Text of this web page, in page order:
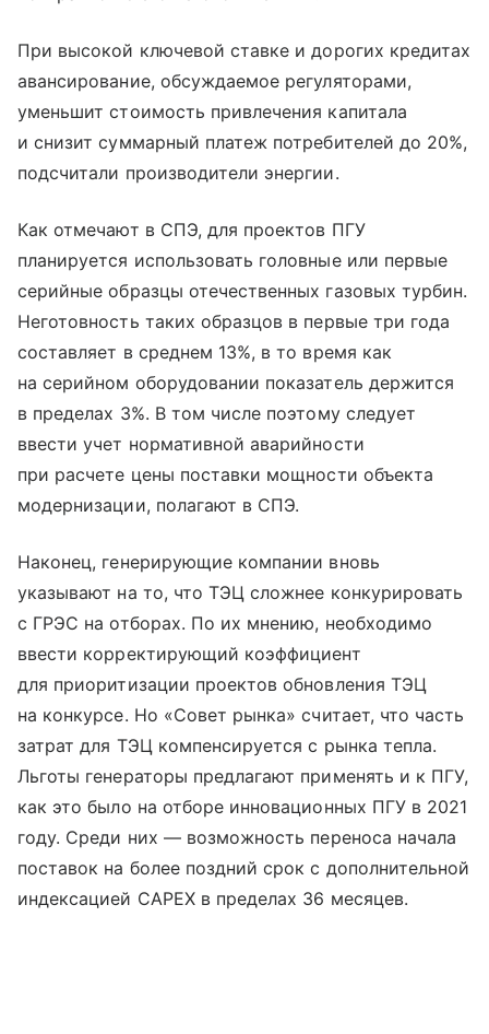
При высокой ключевой ставке и дорогих кредитах
авансирование, обсуждаемое регуляторами,
уменьшит стоимость привлечения капитала
и снизит суммарный платеж потребителей до 20%,
подсчитали производители энергии.
Как отмечают в СПЭ, для проектов ПГУ
планируется использовать головные или первые
серийные образцы отечественных газовых турбин.
Неготовность таких образцов в первые три года
составляет в среднем 13%, в то время как
на серийном оборудовании показатель держится
в пределах 3%. В том числе поэтому следует
ввести учет нормативной аварийности
при расчете цены поставки мощности объекта
модернизации, полагают в СПЭ.
Наконец, генерирующие компании вновь
указывают на то, что ТЭЦ сложнее конкурировать
с ГРЭС на отборах. По их мнению, необходимо
ввести корректирующий коэффициент
для приоритизации проектов обновления ТЭЦ
на конкурсе. Но «Совет рынка» считает, что часть
затрат для ТЭЦ компенсируется с рынка тепла.
Льготы генераторы предлагают применять и к ПГУ,
как это было на отборе инновационных ПГУ в 2021
году. Среди них — возможность переноса начала
поставок на более поздний срок с дополнительной
индексацией CAPEX в пределах 36 месяцев.